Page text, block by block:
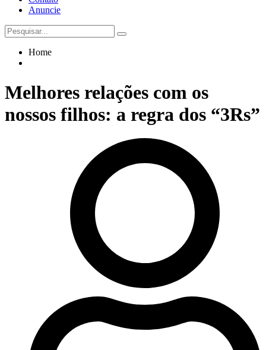
Anuncie
Home
Melhores relações com os
nossos filhos: a regra dos “3Rs”